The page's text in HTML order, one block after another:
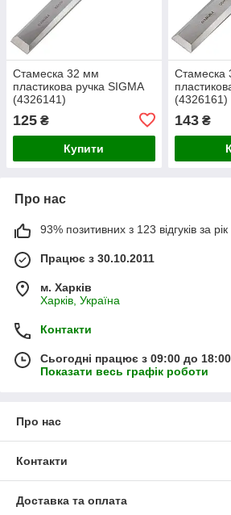
Стамеска 32 мм
пластикова ручка SIGMA
(4326141)
125 ₴
Купити
Стамеска
(4326161)
143₴
Про нас
93% позитивних з 123 відгуків за рік
Працює з 30.10.2011
м. Харків
Харків, Україна
Контакти
Сьогодні працює з 09:00 до 18:00
Показати весь графік роботи
Про нас
Контакти
Доставка та оплата